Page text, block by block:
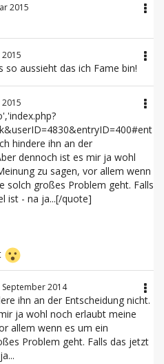
2015
so aussieht das ich Fame bin!
hindere ihn an der
dennoch ist es mir ja wohl
zu sagen, vor allem wenn
solch großes Problem geht. Falls
ist - na ja...[/quote]
September 2014
ihn an der Entscheidung nicht.
ja wohl noch erlaubt meine
allem wenn es um ein
Problem geht. Falls das jetzt